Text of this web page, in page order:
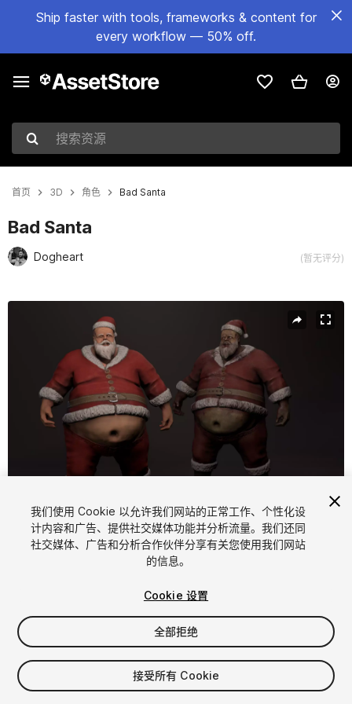
Ship faster with tools, frameworks & content for
every workflow — 50% off.
搜索资源
首页 3D 角色 Bad Santa
Bad Santa
Dogheart (暂无评分)
1/11
$35
增值税将在结算时计算
我们使用 Cookie 以允许我们网站的正常工作、个性化设
计内容和广告、提供社交媒体功能并分析流量。我们还同
社交媒体、广告和分析合作伙伴分享有关您使用我们网站
的信息。
Cookie 设置
全部拒绝
接受所有 Cookie